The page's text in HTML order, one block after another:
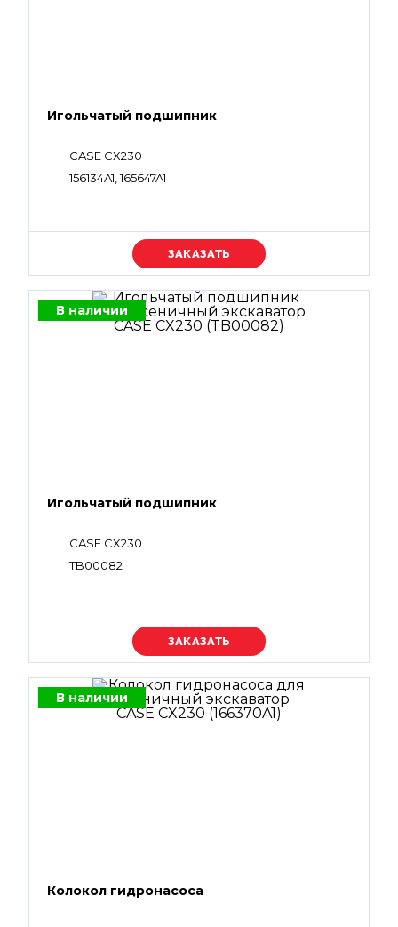
Игольчатый подшипник
CASE CX230
156134A1, 165647A1
Уточняйте цену
В наличии
Игольчатый подшипник
CASE CX230
TB00082
Уточняйте цену
В наличии
Колокол гидронасоса